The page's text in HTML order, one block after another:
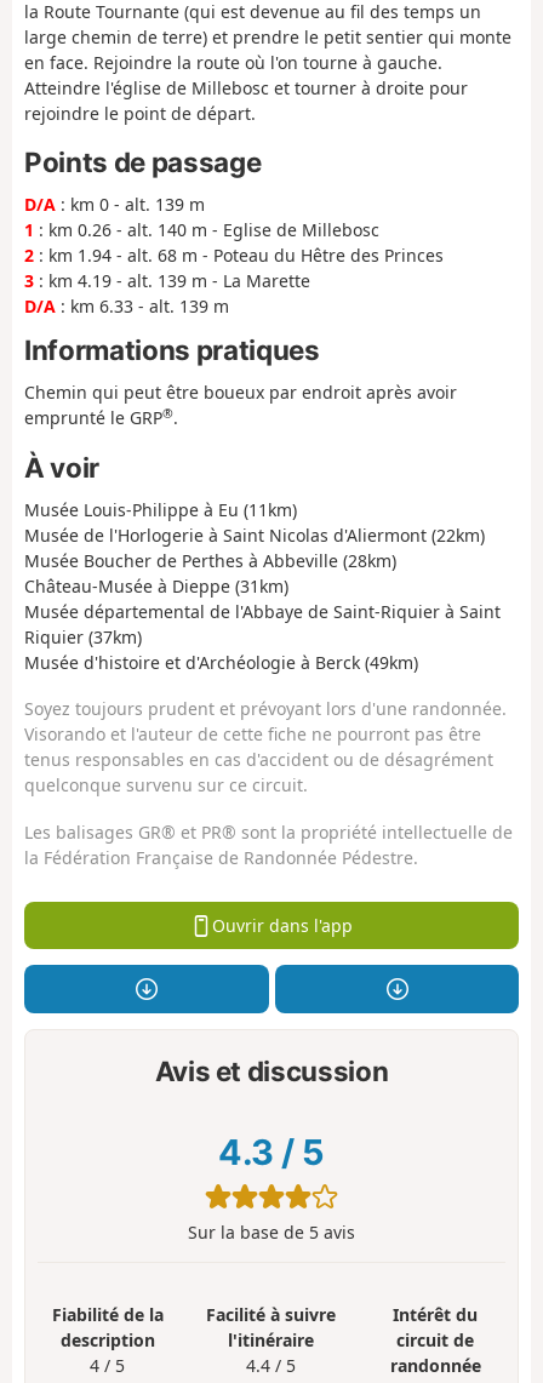
la Route Tournante (qui est devenue au fil des temps un
large chemin de terre) et prendre le petit sentier qui monte
en face. Rejoindre la route où l'on tourne à gauche.
Atteindre l'église de Millebosc et tourner à droite pour
rejoindre le point de départ.
Points de passage
D/A : km 0 - alt. 139 m
1 : km 0.26 - alt. 140 m - Eglise de Millebosc
2 : km 1.94 - alt. 68 m - Poteau du Hêtre des Princes
3 : km 4.19 - alt. 139 m - La Marette
D/A : km 6.33 - alt. 139 m
Informations pratiques
Chemin qui peut être boueux par endroit après avoir
emprunté le GRP®.
À voir
Musée Louis-Philippe à Eu (11km)
Musée de l'Horlogerie à Saint Nicolas d'Aliermont (22km)
Musée Boucher de Perthes à Abbeville (28km)
Château-Musée à Dieppe (31km)
Musée départemental de l'Abbaye de Saint-Riquier à Saint
Riquier (37km)
Musée d'histoire et d'Archéologie à Berck (49km)
Soyez toujours prudent et prévoyant lors d'une randonnée.
Visorando et l'auteur de cette fiche ne pourront pas être
tenus responsables en cas d'accident ou de désagrément
quelconque survenu sur ce circuit.
Les balisages GR® et PR® sont la propriété intellectuelle de
la Fédération Française de Randonnée Pédestre.
Ouvrir dans l'app
Avis et discussion
4.3 / 5
Sur la base de 5 avis
Fiabilité de la
description
4 / 5
Facilité à suivre
l'itinéraire
4.4 / 5
Intérêt du
circuit de
randonnée